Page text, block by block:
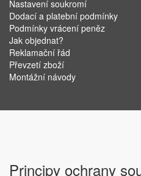
Nastavení soukromí
Dodací a platební podmínky
Podmínky vrácení peněz
Jak objednat?
Reklamační řád
Převzetí zboží
Montážní návody
Principy ochrany